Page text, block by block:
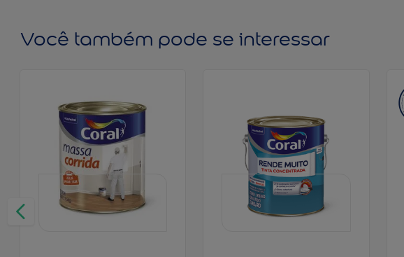
Você também pode se interessar